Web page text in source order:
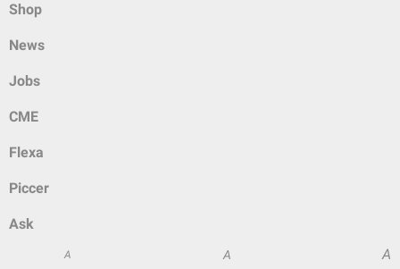
Shop
News
Jobs
CME
Flexa
Piccer
Ask
A A A